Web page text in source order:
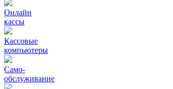
Онлайн
кассы
Кассовые
компьютеры
Само-
обслуживание